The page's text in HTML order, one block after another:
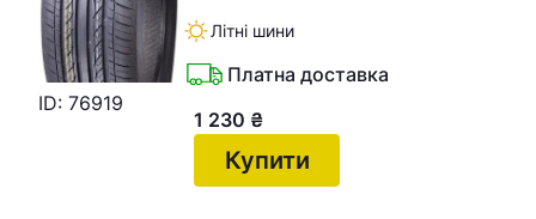
ID: 76919
Літні шини
Платна доставка
1 230 ₴
Купити